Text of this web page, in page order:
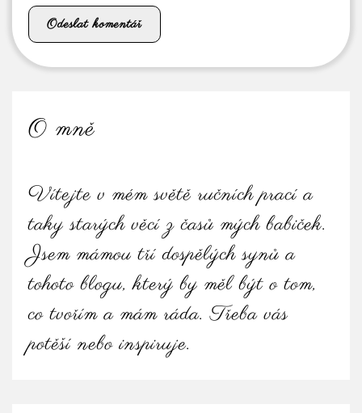
O mně
Vítejte v mém světě ručních prací a
taky starých věcí z časů mých babiček.
Jsem mámou tří dospělých synů a
tohoto blogu, který by měl být o tom,
co tvořím a mám ráda. Třeba vás
potěší nebo inspiruje.